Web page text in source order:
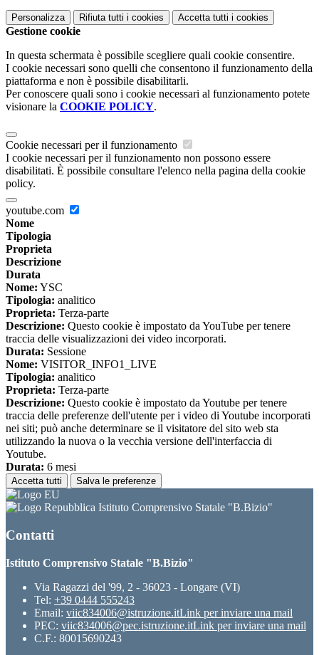
Personalizza Rifiuta tutti i cookies Accetta tutti i cookies
Gestione cookie
In questa schermata è possibile scegliere quali cookie consentire.
I cookie necessari sono quelli che consentono il funzionamento della
piattaforma e non è possibile disabilitarli.
Per conoscere quali sono i cookie necessari al funzionamento potete
visionare la COOKIE POLICY.
Cookie necessari per il funzionamento
I cookie necessari per il funzionamento non possono essere
disabilitati. È possibile consultare l'elenco nella pagina della cookie
policy.
youtube.com
Nome
Tipologia
Proprieta
Descrizione
Durata
Nome: YSC
Tipologia: analitico
Proprieta: Terza-parte
Descrizione: Questo cookie è impostato da YouTube per tenere
traccia delle visualizzazioni dei video incorporati.
Durata: Sessione
Nome: VISITOR_INFO1_LIVE
Tipologia: analitico
Proprieta: Terza-parte
Descrizione: Questo cookie è impostato da Youtube per tenere
traccia delle preferenze dell'utente per i video di Youtube incorporati
nei siti; può anche determinare se il visitatore del sito web sta
utilizzando la nuova o la vecchia versione dell'interfaccia di
Youtube.
Durata: 6 mesi
Accetta tutti Salva le preferenze
Istituto Comprensivo Statale "B.Bizio"
Contatti
Istituto Comprensivo Statale "B.Bizio"
Via Ragazzi del '99, 2 - 36023 - Longare (VI)
Tel: +39 0444 555243
Email: viic834006@istruzione.itLink per inviare una mail
PEC: viic834006@pec.istruzione.itLink per inviare una mail
C.F.: 80015690243